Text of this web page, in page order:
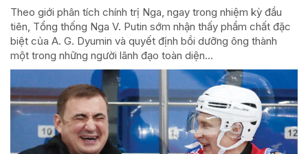
Theo giới phân tích chính trị Nga, ngay trong nhiệm kỳ đầu
tiên, Tổng thống Nga V. Putin sớm nhận thấy phẩm chất đặc
biệt của A. G. Dyumin và quyết định bồi dưỡng ông thành
một trong những người lãnh đạo toàn diện...